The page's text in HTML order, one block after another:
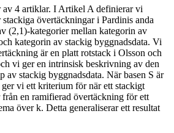
av 4 artiklar. I Artikel A definierar vi
övertäckningar i Pardinis anda
(2,1)-kategorier mellan kategorin av
kategorin av stackig byggnadsdata. Vi
är en platt rotstack i Olsson och
vi ger en intrinsisk beskrivning av den
av stackig byggnadsdata. När basen S är
vi ett kriterium för när ett stackigt
en ramifierad övertäckning för ett
över k. Detta generaliserar ett resultat